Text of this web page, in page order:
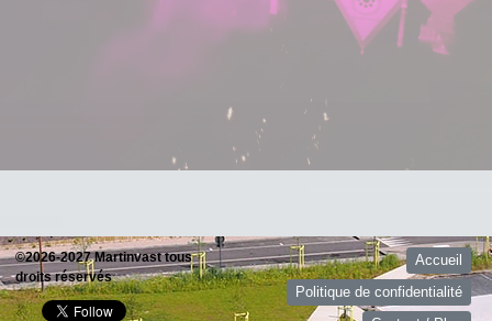
©2026-2027 Martinvast tous
droits réservés
Accueil
Politique de confidentialité